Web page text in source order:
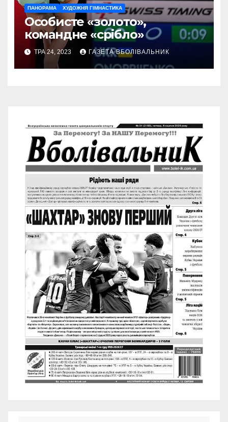
ПАНОРАМА ХУДОЖНЯ ГІМНАСТИКА
Особисте «золото»,
командне «срібло»
ТРА 24, 2023 ГАЗЕТА ВБОЛІВАЛЬНИК